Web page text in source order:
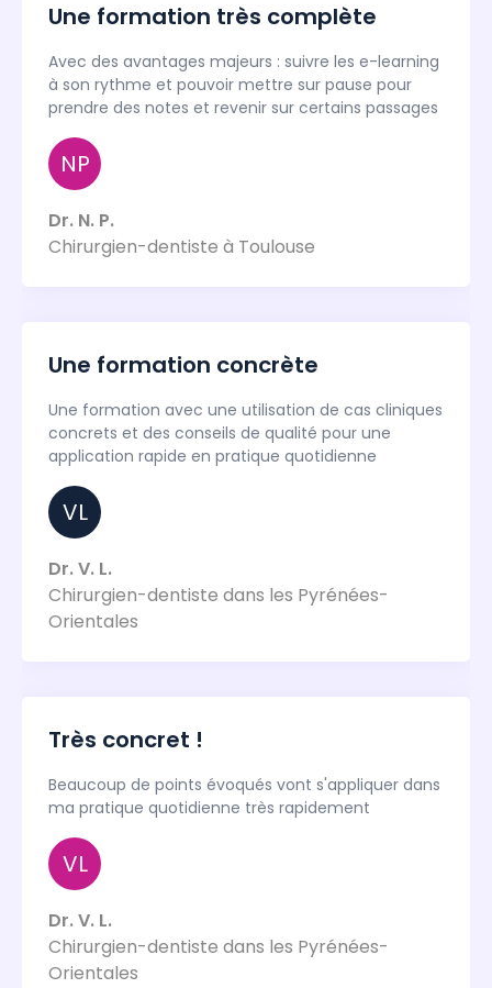
Une formation très complète
Avec des avantages majeurs : suivre les e-learning
à son rythme et pouvoir mettre sur pause pour
prendre des notes et revenir sur certains passages
NP
Dr. N. P.
Chirurgien-dentiste à Toulouse
Une formation concrète
Une formation avec une utilisation de cas cliniques
concrets et des conseils de qualité pour une
application rapide en pratique quotidienne
VL
Dr. V. L.
Chirurgien-dentiste dans les Pyrénées-
Orientales
Très concret !
Beaucoup de points évoqués vont s'appliquer dans
ma pratique quotidienne très rapidement
VL
Dr. V. L.
Chirurgien-dentiste dans les Pyrénées-
Orientales